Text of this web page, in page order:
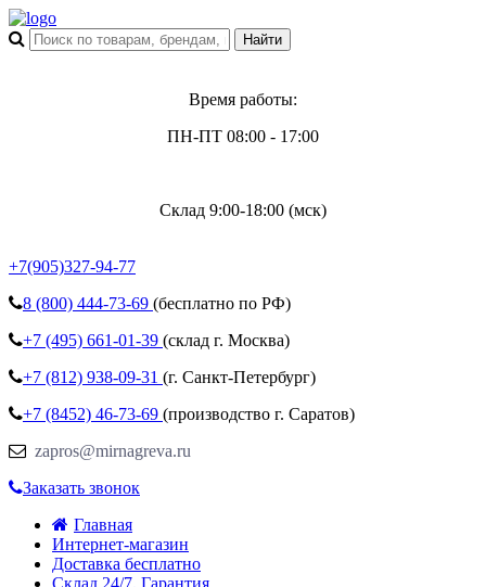
Время работы:
ПН-ПТ 08:00 - 17:00
Склад 9:00-18:00 (мск)
+7(905)327-94-77
8 (800) 444-73-69 (бесплатно по РФ)
+7 (495) 661-01-39 (склад г. Москва)
+7 (812) 938-09-31 (г. Санкт-Петербург)
+7 (8452) 46-73-69 (производство г. Саратов)
zapros@mirnagreva.ru
Заказать звонок
Главная
Интернет-магазин
Доставка бесплатно
Склад 24/7, Гарантия